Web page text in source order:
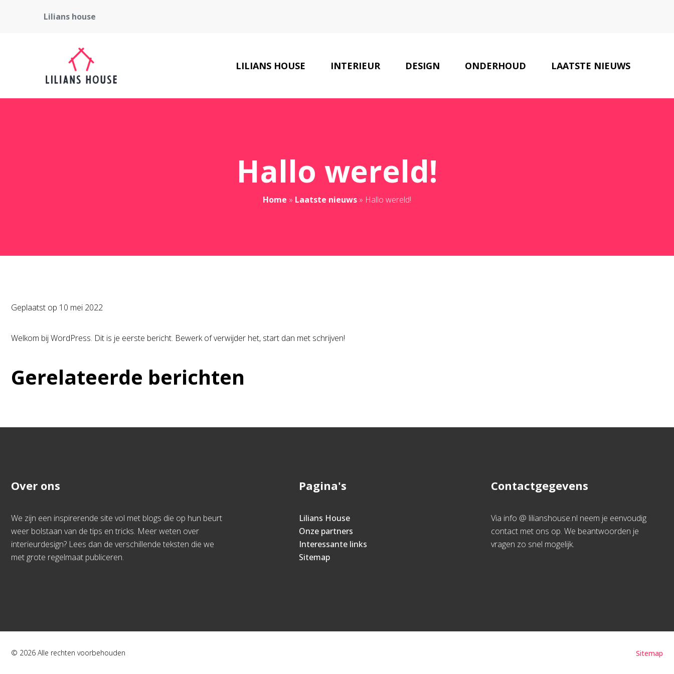
Lilians house
LILIANS HOUSE INTERIEUR DESIGN ONDERHOUD LAATSTE NIEUWS
Hallo wereld!
Home » Laatste nieuws » Hallo wereld!
Geplaatst op 10 mei 2022
Welkom bij WordPress. Dit is je eerste bericht. Bewerk of verwijder het, start dan met schrijven!
Gerelateerde berichten
Over ons
We zijn een inspirerende site vol met blogs die op hun beurt
weer bolstaan van de tips en tricks. Meer weten over
interieurdesign? Lees dan de verschillende teksten die we
met grote regelmaat publiceren.
Pagina's
Lilians House
Onze partners
Interessante links
Sitemap
Contactgegevens
Via info @ lilianshouse.nl neem je eenvoudig
contact met ons op. We beantwoorden je
vragen zo snel mogelijk.
© 2026 Alle rechten voorbehouden Sitemap